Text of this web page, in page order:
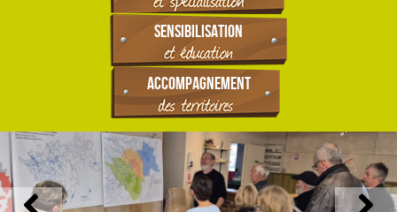
SENSIBILISATION
ACCOMPAGNEMENT